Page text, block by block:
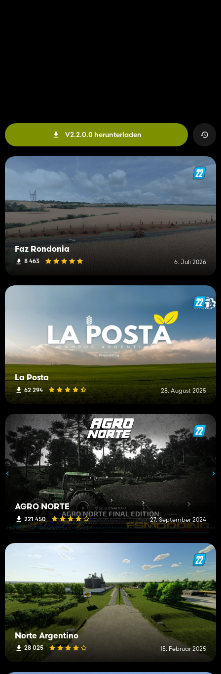
V2.2.0.0 herunterladen
Faz Rondonia
8 463 6. Juli 2026
La Posta
62 294 28. August 2025
AGRO NORTE
221 450 27. September 2024
Norte Argentino
28 025 15. Februar 2025